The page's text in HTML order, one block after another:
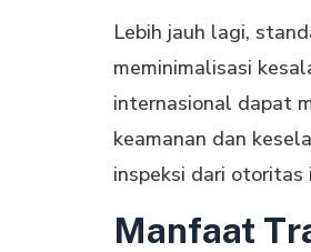
Lebih jauh lagi,
meminimalisasi
internasional dapat
keamanan dan
inspeksi dari otoritas
Manfaat